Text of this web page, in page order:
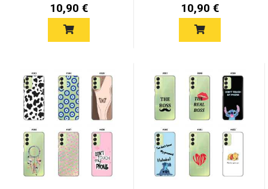
10,90 € 10,90 €